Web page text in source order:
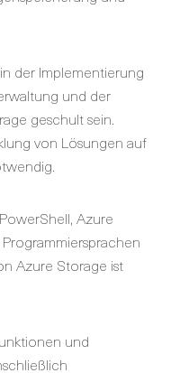
der Implementierung
und der
geschult sein.
von Lösungen auf
Azure
Azure Storage ist
und